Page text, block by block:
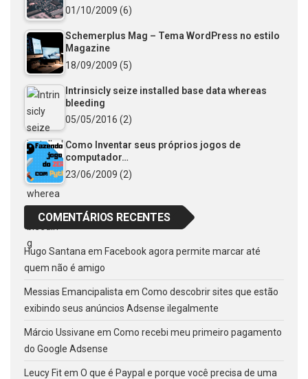
01/10/2009 (6)
Schemerplus Mag – Tema WordPress no estilo
Magazine
18/09/2009 (5)
Intrinsicly seize installed base data whereas
bleeding
05/05/2016 (2)
Como Inventar seus próprios jogos de
computador…
23/06/2009 (2)
COMENTÁRIOS RECENTES
Hugo Santana em Facebook agora permite marcar até
quem não é amigo
Messias Emancipalista em Como descobrir sites que estão
exibindo seus anúncios Adsense ilegalmente
Márcio Ussivane em Como recebi meu primeiro pagamento
do Google Adsense
Leucy Fitem O que é Paypal e porque você precisa de uma